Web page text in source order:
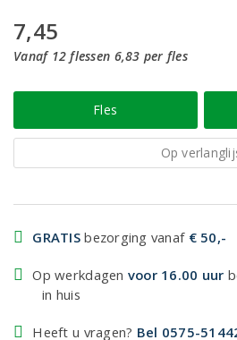
7,45
Vanaf 12 flessen 6,83 per fles
Fles
Op
GRATIS bezorging vanaf € 50,-
Op werkdagen voor 16.00 uur
in huis
Heeft u vragen? Bel 0575-